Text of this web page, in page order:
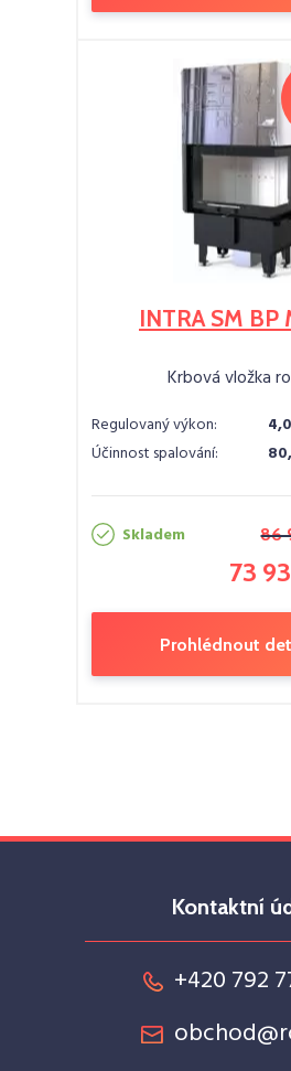
INTRA SM BP
Krbová vložka
Regulovaný výkon:
Účinnost spalování:
Skladem 86
73
Prohlédnout
Kontaktní
+420 792